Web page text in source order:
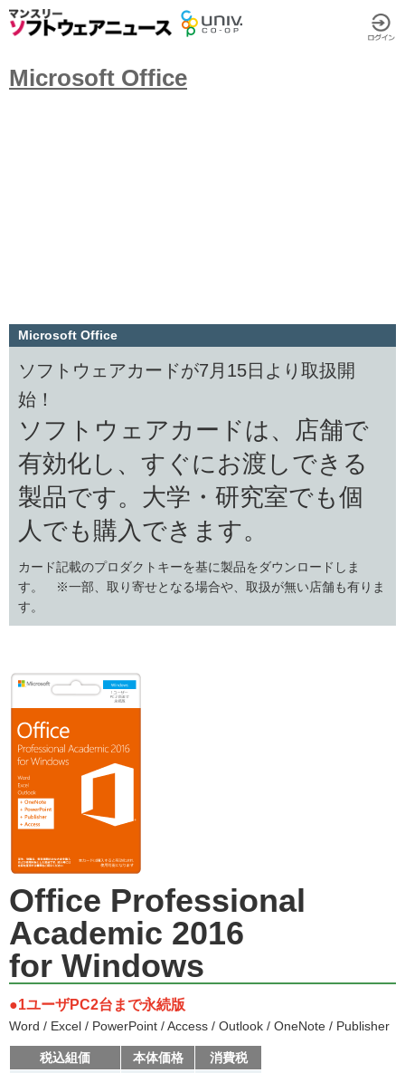
Microsoft Office
Microsoft Office
ソフトウェアカードが7月15日より取扱開
始！
ソフトウェアカードは、店舗で
有効化し、すぐにお渡しできる
製品です。大学・研究室でも個
人でも購入できます。
カード記載のプロダクトキーを基に製品をダウンロードしま
す。 ※一部、取り寄せとなる場合や、取扱が無い店舗も有りま
す。
Office Professional
Academic 2016
for Windows
●1ユーザPC2台まで永続版
Word / Excel / PowerPoint / Access / Outlook / OneNote / Publisher
税込組価 本体価格 消費税